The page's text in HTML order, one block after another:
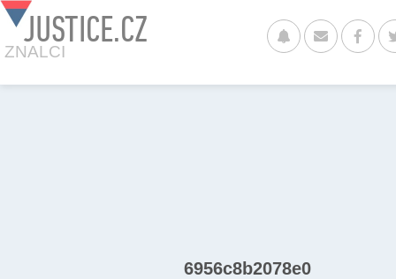
JUSTICE.CZ
ZNALCI
6956c8b2078e0